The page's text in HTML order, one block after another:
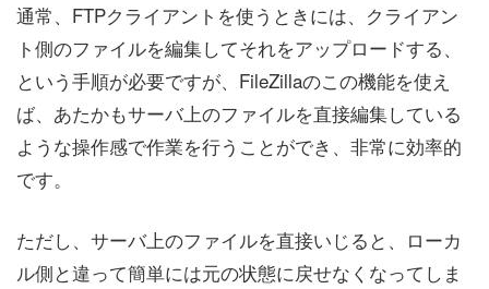
通常、FTPクライアントを使うときには、クライアン
ト側のファイルを編集してそれをアップロードする、
という手順が必要ですが、FileZillaのこの機能を使え
ば、あたかもサーバ上のファイルを直接編集している
ような操作感で作業を行うことができ、非常に効率的
です。
ただし、サーバ上のファイルを直接いじると、ローカ
ル側と違って簡単には元の状態に戻せなくなってしま